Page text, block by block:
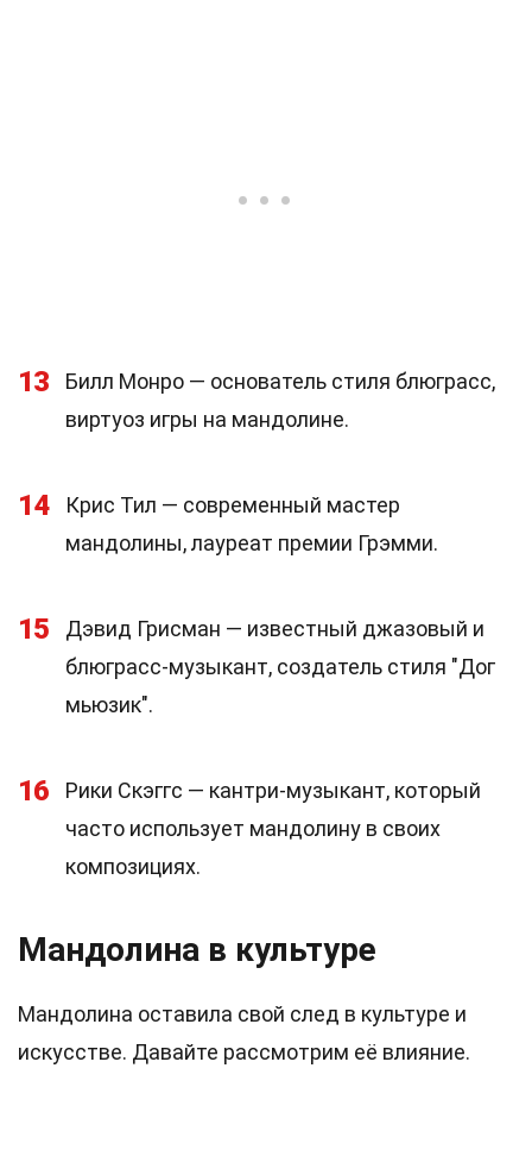
13
Билл Монро — основатель стиля блюграсс,
виртуоз игры на мандолине.
14
Крис Тил — современный мастер
мандолины, лауреат премии Грэмми.
15
Дэвид Грисман — известный джазовый и
блюграсс-музыкант, создатель стиля "Дог
мьюзик".
16
Рики Скэггс — кантри-музыкант, который
часто использует мандолину в своих
композициях.
Мандолина в культуре
Мандолина оставила свой след в культуре и
искусстве. Давайте рассмотрим её влияние.